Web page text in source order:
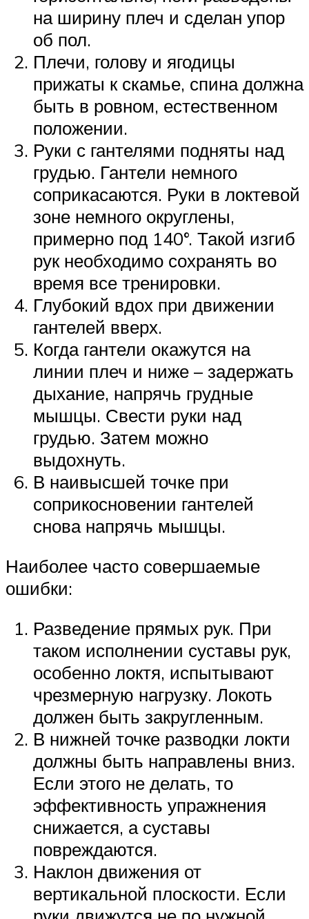
на ширину плеч и сделан упор
об пол.
Плечи, голову и ягодицы
прижаты к скамье, спина должна
быть в ровном, естественном
положении.
Руки с гантелями подняты над
грудью. Гантели немного
соприкасаются. Руки в локтевой
зоне немного округлены,
примерно под 140°. Такой изгиб
рук необходимо сохранять во
время все тренировки.
Глубокий вдох при движении
гантелей вверх.
Когда гантели окажутся на
линии плеч и ниже – задержать
дыхание, напрячь грудные
мышцы. Свести руки над
грудью. Затем можно
выдохнуть.
В наивысшей точке при
соприкосновении гантелей
снова напрячь мышцы.
Наиболее часто совершаемые
ошибки:
Разведение прямых рук. При
таком исполнении суставы рук,
особенно локтя, испытывают
чрезмерную нагрузку. Локоть
должен быть закругленным.
В нижней точке разводки локти
должны быть направлены вниз.
Если этого не делать, то
эффективность упражнения
снижается, а суставы
повреждаются.
Наклон движения от
вертикальной плоскости. Если